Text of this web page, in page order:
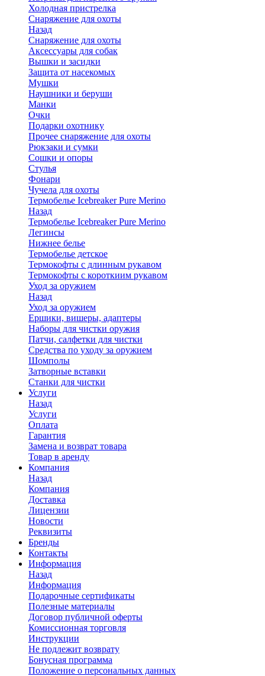
Холодная пристрелка
Снаряжение для охоты
Назад
Снаряжение для охоты
Аксессуары для собак
Вышки и засидки
Защита от насекомых
Мушки
Наушники и беруши
Манки
Очки
Подарки охотнику
Прочее снаряжение для охоты
Рюкзаки и сумки
Сошки и опоры
Стулья
Фонари
Чучела для охоты
Термобелье Icebreaker Pure Merino
Назад
Термобелье Icebreaker Pure Merino
Легинсы
Нижнее белье
Термобелье детское
Термокофты с длинным рукавом
Термокофты с короткиим рукавом
Уход за оружием
Назад
Уход за оружием
Ершики, вишеры, адаптеры
Наборы для чистки оружия
Патчи, салфетки для чистки
Средства по уходу за оружием
Шомполы
Затворные вставки
Станки для чистки
Услуги
Назад
Услуги
Оплата
Гарантия
Замена и возврат товара
Товар в аренду
Компания
Назад
Компания
Доставка
Лицензии
Новости
Реквизиты
Бренды
Контакты
Информация
Назад
Информация
Подарочные сертификаты
Полезные материалы
Договор публичной оферты
Комиссионная торговля
Инструкции
Не подлежит возврату
Бонусная программа
Положение о персональных данных